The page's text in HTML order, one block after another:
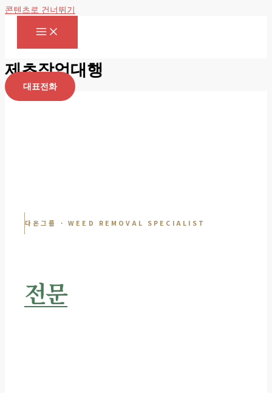
콘텐츠로 건너뛰기
제초작업대행
대표전화
다온그룹 · WEED REMOVAL SPECIALIST
전문서비스